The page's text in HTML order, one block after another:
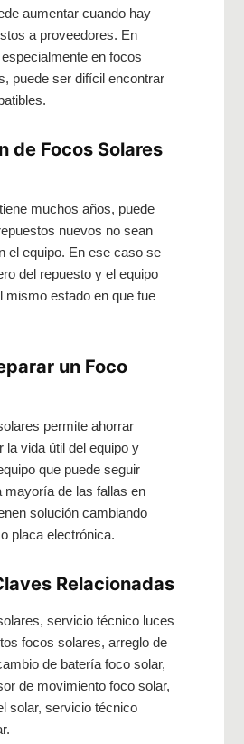
aumentar cuando hay
a proveedores. En
en focos
puede ser difícil encontrar
de Focos Solares
muchos años, puede
nuevos no sean
el equipo. En ese caso se
del repuesto y el equipo
mismo estado en que fue
un Foco
permite ahorrar
la vida útil del equipo y
que puede seguir
mayoría de las fallas en
solución cambiando
placa electrónica.
Relacionadas
servicio técnico luces
focos solares, arreglo de
de batería foco solar,
de movimiento foco solar,
solar, servicio técnico